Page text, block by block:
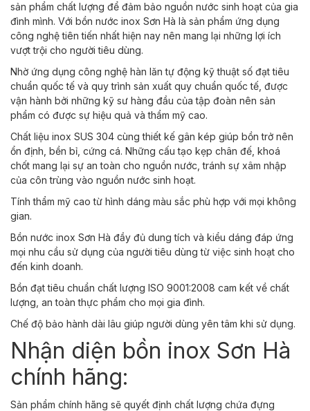
sản phẩm chất lượng để đảm bảo nguồn nước sinh hoạt của gia
đình mình. Với bồn nước inox Sơn Hà là sản phẩm ứng dụng
công nghệ tiên tiến nhất hiện nay nên mang lại những lợi ích
vượt trội cho người tiêu dùng.
Nhờ ứng dụng công nghệ hàn lăn tự động kỹ thuật số đạt tiêu
chuẩn quốc tế và quy trình sản xuất quy chuẩn quốc tế, được
vận hành bởi những kỹ sư hàng đầu của tập đoàn nên sản
phẩm có được sự hiệu quả và thẩm mỹ cao.
Chất liệu inox SUS 304 cùng thiết kế gân kép giúp bồn trở nên
ổn định, bền bỉ, cứng cá. Những cấu tạo kẹp chân đế, khoá
chốt mang lại sự an toàn cho nguồn nước, tránh sự xâm nhập
của côn trùng vào nguồn nước sinh hoạt.
Tính thẩm mỹ cao từ hình dáng màu sắc phù hợp với mọi không
gian.
Bồn nước inox Sơn Hà đầy đủ dung tích và kiểu dáng đáp ứng
mọi nhu cầu sử dụng của người tiêu dùng từ việc sinh hoạt cho
đến kinh doanh.
Bồn đạt tiêu chuẩn chất lượng ISO 9001:2008 cam kết về chất
lượng, an toàn thực phẩm cho mọi gia đình.
Chế độ bảo hành dài lâu giúp người dùng yên tâm khi sử dụng.
Nhận diện bồn inox Sơn Hà
chính hãng:
Sản phẩm chính hãng sẽ quyết định chất lượng chứa đựng